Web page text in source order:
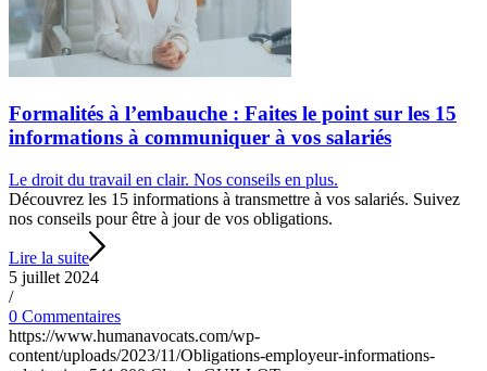
Formalités à l’embauche : Faites le point sur les 15
informations à communiquer à vos salariés
Le droit du travail en clair. Nos conseils en plus.
Découvrez les 15 informations à transmettre à vos salariés. Suivez
nos conseils pour être à jour de vos obligations.
Lire la suite
5 juillet 2024
/
0 Commentaires
https://www.humanavocats.com/wp-
content/uploads/2023/11/Obligations-employeur-informations-